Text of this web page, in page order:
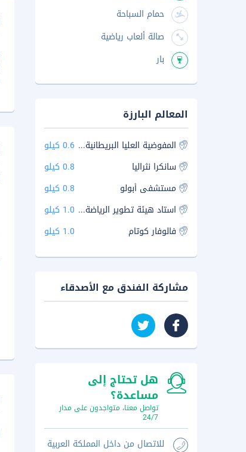
حمام السباحة
صالة ألعاب رياضية
بار
المعالم البارزة
المفوضية العليا البريطانية في تشيناي 0.6 كيلو
سانكرا نثراليا
0.8 كيلو
مستشفى أبولو
0.8 كيلو
استاد هيئة تطوير الرياضة (SDAT) 1.0 كيلو
فالوفار كوتام
1.0 كيلو
مشاركة الفندق مع الأصدقاء
هل تحتاج إلى
مساعدة؟
تواصل معنا، متواجدون على مدار
24/7
للاتصال من داخل المملكة العربية